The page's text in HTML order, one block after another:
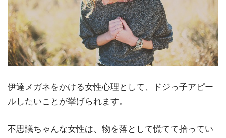
伊達メガネをかける女性心理として、ドジっ子アピー
ルしたいことが挙げられます。
不思議ちゃんな女性は、物を落として慌てて拾ってい